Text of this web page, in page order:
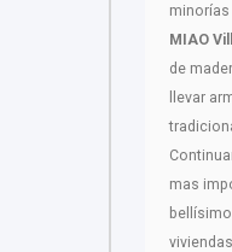
MIAO
de
llevar
mas